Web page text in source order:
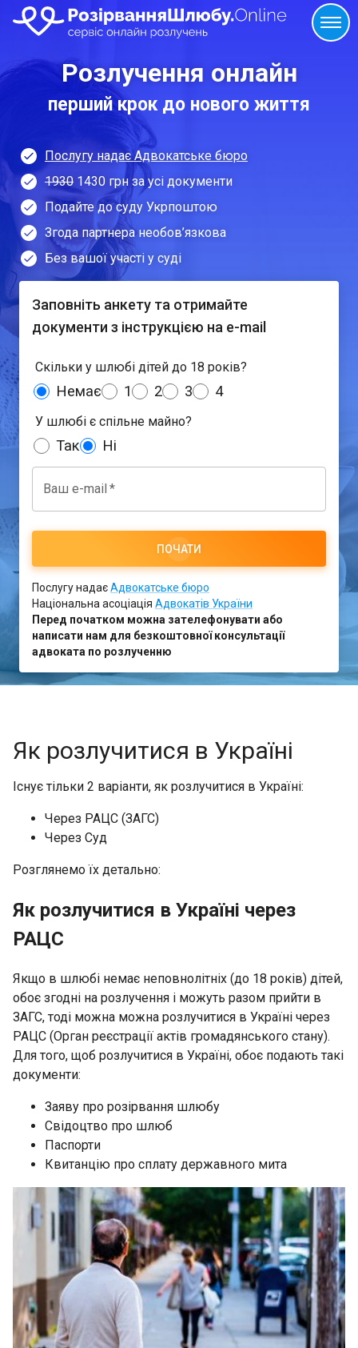
Розлучення онлайн
перший крок до нового життя
Послугу надає Адвокатське бюро
1930 1430 грн за усі документи
Подайте до суду Укрпоштою
Згода партнера необов’язкова
Без вашої участі у суді
Заповніть анкету та отримайте
документи з інструкцією на e-mail
Скільки у шлюбі дітей до 18 років?
Немає 1 2 3 4
У шлюбі є спільне майно?
Так Ні
Ваш e-mail *
ПОЧАТИ
Послугу надаєАдвокатське бюро
Національна асоціація Адвокатів України
Перед початком можна зателефонувати або
написати нам для безкоштовної консультації
адвоката по розлученню
Як розлучитися в Україні
Існує тільки 2 варіанти, як розлучитися в Україні:
Через РАЦС (ЗАГС)
Через Суд
Розглянемо їх детально:
Як розлучитися в Україні через
РАЦС
Якщо в шлюбі немає неповнолітніх (до 18 років) дітей,
обоє згодні на розлучення і можуть разом прийти в
ЗАГС, тоді можна можна розлучитися в Україні через
РАЦС (Орган реєстрації актів громадянського стану).
Для того, щоб розлучитися в Україні, обоє подають такі
документи:
Заяву про розірвання шлюбу
Свідоцтво про шлюб
Паспорти
Квитанцію про сплату державного мита